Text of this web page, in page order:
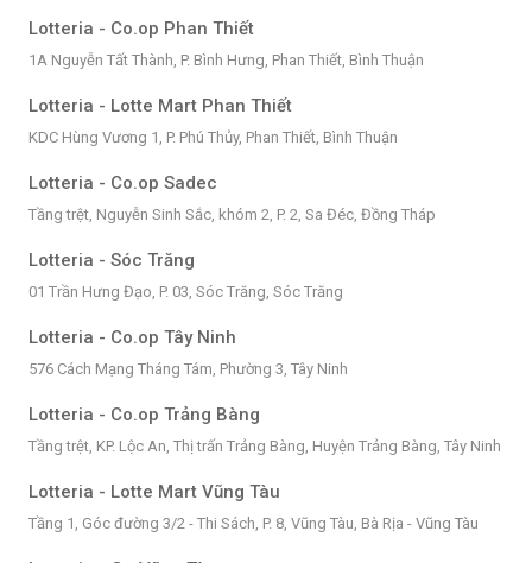
Lotteria - Co.op Phan Thiết
1A Nguyễn Tất Thành, P. Bình Hưng, Phan Thiết, Bình Thuận
Lotteria - Lotte Mart Phan Thiết
KDC Hùng Vương 1, P. Phú Thủy, Phan Thiết, Bình Thuận
Lotteria - Co.op Sadec
Tầng trệt, Nguyễn Sinh Sắc, khóm 2, P. 2, Sa Đéc, Đồng Tháp
Lotteria - Sóc Trăng
01 Trần Hưng Đạo, P. 03, Sóc Trăng, Sóc Trăng
Lotteria - Co.op Tây Ninh
576 Cách Mạng Tháng Tám, Phường 3, Tây Ninh
Lotteria - Co.op Trảng Bàng
Tầng trệt, KP. Lộc An, Thị trấn Trảng Bàng, Huyện Trảng Bàng, Tây Ninh
Lotteria - Lotte Mart Vũng Tàu
Tầng 1, Góc đường 3/2 - Thi Sách, P. 8, Vũng Tàu, Bà Rịa - Vũng Tàu